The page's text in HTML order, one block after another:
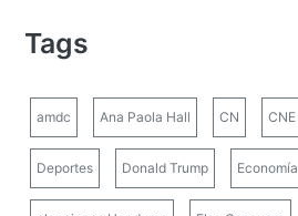
Tags
amdc Ana Paola Hall CN CNE
Deportes Donald Trump Economía